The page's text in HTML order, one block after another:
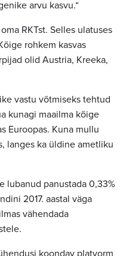
arvu kasvu.“
RKTst. Selles ulatuses
rohkem kasvas
olid Austria, Kreeka,
vastu võtmiseks tehtud
kunagi maailma kõige
Euroopas. Kuna mullu
langes ka üldine ametliku
lubanud panustada 0,33%
2017. aastal väga
vähendada
koondav platvorm